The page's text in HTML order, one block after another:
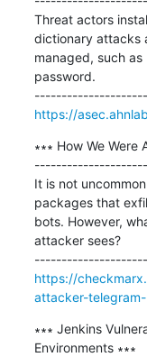
Threat actors
dictionary attacks
managed, such
password.
https://
∗∗∗ How We
It is not
packages that
bots. However,
attacker sees?
https://
attacker-
∗∗∗ Jenkins
Environments ∗∗∗